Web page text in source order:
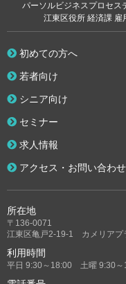
パーソルビジネスプロセス
江東区役所 経済課 雇
所在地
〒136-0071
江東区亀戸2-19-1 カメリアプ
利用時間
平日 9:30～18:00 土曜 9:30～
初めての方へ
若者向け
シニア向け
セミナー
求人情報
アクセス・お問い合わせ